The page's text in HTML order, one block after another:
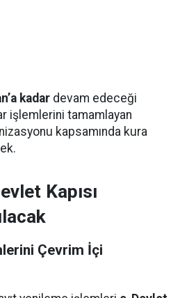
kadar devam edeceği
işlemlerini tamamlayan
kapsamında kura
Kapısı
Çevrim İçi